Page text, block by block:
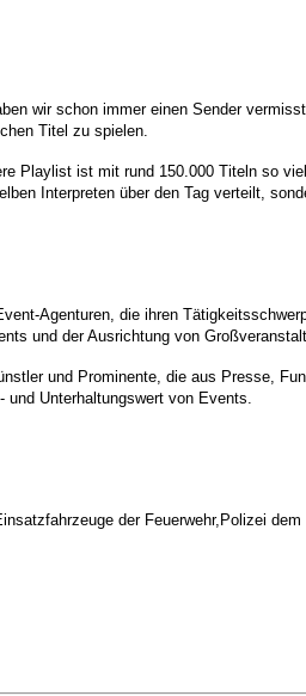
wir schon immer einen Sender
Titel zu spielen.
Playlist ist mit rund 150.000 Titeln so
Interpreten über den Tag verteilt,
Agenturen, die ihren
und der Ausrichtung von
und Prominente, die aus Presse,
Unterhaltungswert von Events.
der Feuerwehr,Polizei